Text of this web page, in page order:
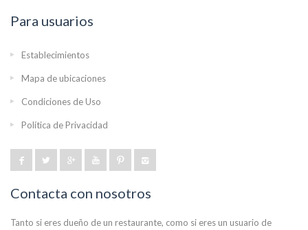
Para usuarios
Establecimientos
Mapa de ubicaciones
Condiciones de Uso
Política de Privacidad
Contacta con nosotros
Tanto si eres dueño de un restaurante, como si eres un usuario de